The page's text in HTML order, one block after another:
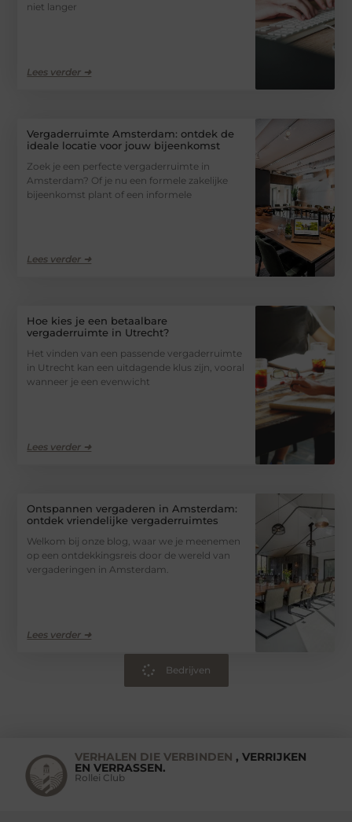
niet langer
Lees verder ➜
Vergaderruimte Amsterdam: ontdek de
ideale locatie voor jouw bijeenkomst
Zoek je een perfecte vergaderruimte in
Amsterdam? Of je nu een formele zakelijke
bijeenkomst plant of een informele
Lees verder ➜
Hoe kies je een betaalbare
vergaderruimte in Utrecht?
Het vinden van een passende vergaderruimte
in Utrecht kan een uitdagende klus zijn, vooral
wanneer je een evenwicht
Lees verder ➜
Ontspannen vergaderen in Amsterdam:
ontdek vriendelijke vergaderruimtes
Welkom bij onze blog, waar we je meenemen
op een ontdekkingsreis door de wereld van
vergaderingen in Amsterdam.
Lees verder ➜
Bedrijven
VERHALEN DIE VERBINDEN , VERRIJKEN
EN VERRASSEN.
Rollei Club